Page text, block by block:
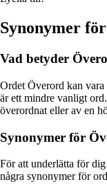
Synonymer
Vad betyder
Ordet Överord kan
är ett mindre vanligt
överordnat eller av en
Synonymer för
För att underlätta för
några synonymer för